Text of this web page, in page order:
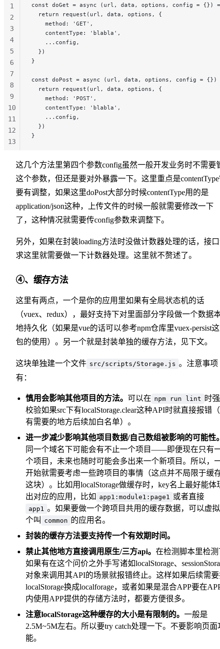
const doGet = async (url, data, options, config = {})
  return request(url, data, options, {
    method: 'GET',
    contentType: 'blabla',
    ...config,
  })
}
const doPost = async (url, data, options, config = {})
  return request(url, data, options, {
    method: 'POST',
    contentType: 'blabla',
    ...config,
  })
}
1
2
3
4
5
6
7
8
9
10
11
12
13
这几个方法里第四个参数config虽然一般开发业务时不需要
这个参数，但还是要对外暴露一下。这里重点是
要有调整，如果这里doPost大部分时候contentType用的是
application/json这种，上传文件的时候一般就需要修改一下
了，这种情况就需要传config参数来调整下。
另外，如果在封装loading方法时没做计数器处理的话，接
求这里就需要做一下计数器处理。这里就不赘述了。
④、缓存方法
这里有两点，一个是你的应用里如果有全局状态机的话
（vuex、redux），最好支持下对里面部分字段做一个数据
地持久化（如果是vue的话可以参考npm仓库里vuex-persist
包的使用）。另一个就是封装单独的缓存方法，见下文。
这块单独建一个文件 src/scripts/Storage.js 。注意事项
有：
慎用会影响其他项目的方法。 可以在 npm run lint 时
校验如果src下有localStorage.clear这种API时就直接报错
有需要的地方后续加白名单）。
进一步减少影响其他项目数据/自己数组被影响的可能性
同一个域名下可能会有不止一个项目——即便现在只有
个项目，未来也随时可能会多出来一个新项目。所以，
开始就需要考虑一些跨项目的事情（这点并不局限于缓
这块）。比如用localStorage做缓存时，key名上最好能体
出对应的应用，比如 app1:module1:page1 或者直接
app1 。如果要做一个跨项目共用的缓存数据，可以虚
个叫
common 的应用名。
封装的缓存方法要支持传一个有效期时间。
禁止其他地方直接调用原生/三方api。 在检测脚本里检测
如果有在这个问价之外手写诸如localStorage、
对象来调用其API的场景就报错终止。这样如果后续需
localStorage换成localforage，或者如果是混合APP要在
内使用APP提供的存储方法时，都要方便很多。
注意localStorage这种缓存的大小是有限制的。 一般是
2.5M~5M左右。所以要try catch处理一下。不要影响页面
能。